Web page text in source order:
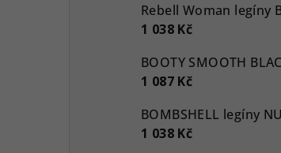
Rebell Woman legíny
1 038 Kč
BOOTY SMOOTH
1 087 Kč
BOMBSHELL legíny
1 038 Kč